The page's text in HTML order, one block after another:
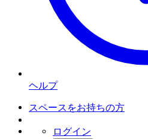
ヘルプ
スペースをお持ちの方
ログイン